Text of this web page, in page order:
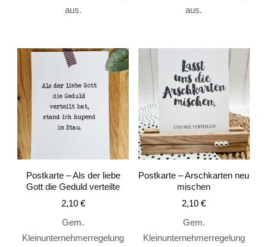
aus.
aus.
Postkarte – Als der liebe
Gott die Geduld verteilte
2,10 €
Gem.
Kleinunternehmerregelung
Postkarte – Arschkarten neu
mischen
2,10€
Gem.
Kleinunternehmerregelung